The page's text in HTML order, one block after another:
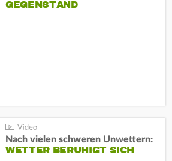
GEGENSTAND
Nach vielen schweren Unwettern:
WETTER BERUHIGT SICH